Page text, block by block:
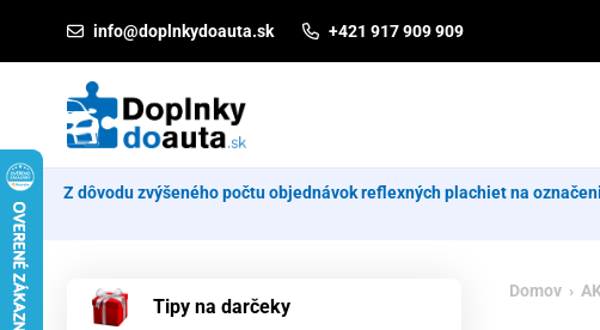
info@doplnkydoauta.sk +421 917 909 909
Z dôvodu zvýšeného počtu objednávok reflexných plachiet na
Tipy na darčeky
Domov ›